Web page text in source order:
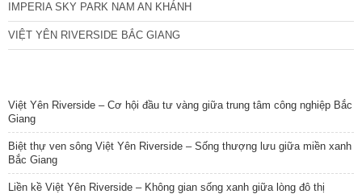
IMPERIA SKY PARK NAM AN KHÁNH
VIỆT YÊN RIVERSIDE BẮC GIANG
Việt Yên Riverside – Cơ hội đầu tư vàng giữa trung tâm công nghiệp Bắc
Giang
Biệt thự ven sông Việt Yên Riverside – Sống thượng lưu giữa miền xanh
Bắc Giang
Liền kề Việt Yên Riverside – Không gian sống xanh giữa lòng đô thị